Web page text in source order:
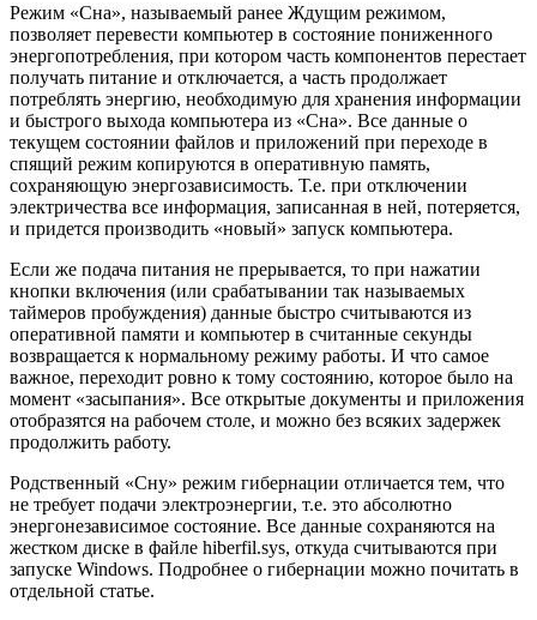
Режим «Сна», называемый ранее Ждущим режимом,
позволяет перевести компьютер в состояние пониженного
энергопотребления, при котором часть компонентов перестает
получать питание и отключается, а часть продолжает
потреблять энергию, необходимую для хранения информации
и быстрого выхода компьютера из «Сна». Все данные о
текущем состоянии файлов и приложений при переходе в
спящий режим копируются в оперативную память,
сохраняющую энергозависимость. Т.е. при отключении
электричества все информация, записанная в ней, потеряется,
и придется производить «новый» запуск компьютера.
Если же подача питания не прерывается, то при нажатии
кнопки включения (или срабатывании так называемых
таймеров пробуждения) данные быстро считываются из
оперативной памяти и компьютер в считанные секунды
возвращается к нормальному режиму работы. И что самое
важное, переходит ровно к тому состоянию, которое было на
момент «засыпания». Все открытые документы и приложения
отобразятся на рабочем столе, и можно без всяких задержек
продолжить работу.
Родственный «Сну» режим гибернации отличается тем, что
не требует подачи электроэнергии, т.е. это абсолютно
энергонезависимое состояние. Все данные сохраняются на
жестком диске в файле hiberfil.sys, откуда считываются при
запуске Windows. Подробнее о гибернации можно почитать в
отдельной статье.